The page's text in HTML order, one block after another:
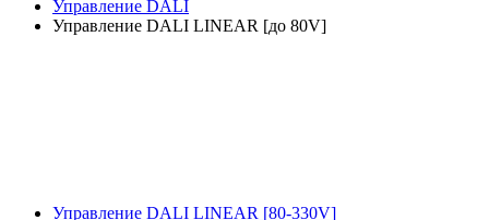
Управление DALI
Управление DALI LINEAR [до 80V]
Управление DALI LINEAR [80-330V]